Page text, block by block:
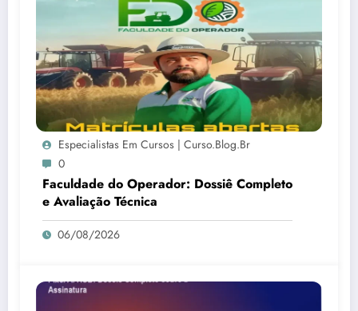
Especialistas Em Cursos | Curso.blog.br
0
Faculdade do Operador: Dossiê Completo
e Avaliação Técnica
06/08/2026